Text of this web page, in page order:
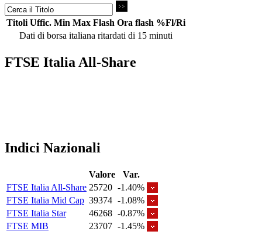
Titoli Uffic. Min Max Flash Ora flash %Fl/Ri
Dati di borsa italiana ritardati di 15 minuti
FTSE Italia All-Share
Indici Nazionali
Valore
Var.
FTSE Italia All-Share 25720 -1.40%
FTSE Italia Mid Cap 39374 -1.08%
FTSE Italia Star
46268 -0.87%
FTSE MIB
23707 -1.45%